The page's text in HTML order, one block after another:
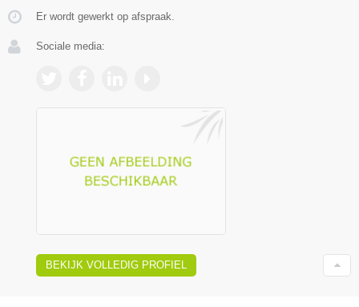
Er wordt gewerkt op afspraak.
Sociale media:
BEKIJK VOLLEDIG PROFIEL